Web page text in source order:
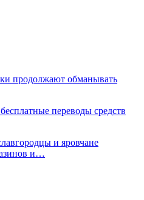
продолжают обманывать
переводы средств
и яровчане
и…